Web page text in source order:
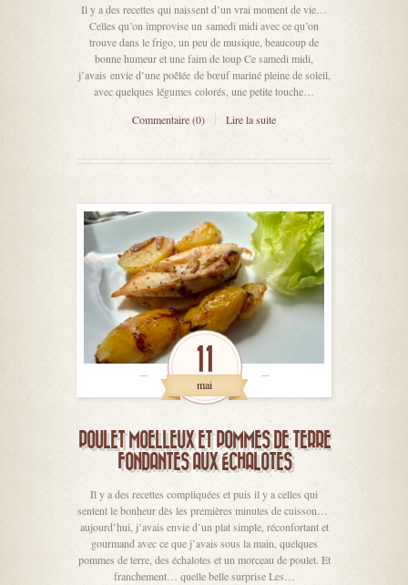
Il y a des recettes qui naissent d’un vrai moment de vie…
Celles qu’on improvise un samedi midi avec ce qu’on
trouve dans le frigo, un peu de musique, beaucoup de
bonne humeur et une faim de loup Ce samedi midi,
j’avais envie d’une poêlée de bœuf mariné pleine de soleil,
avec quelques légumes colorés, une petite touche…
Commentaire (0)
Lire la suite
11
mai
POULET MOELLEUX ET POMMES DE TERRE
FONDANTES AUX ÉCHALOTES
Il y a des recettes compliquées et puis il y a celles qui
sentent le bonheur dès les premières minutes de cuisson…
aujourd’hui, j’avais envie d’un plat simple, réconfortant et
gourmand avec ce que j’avais sous la main, quelques
pommes de terre, des échalotes et un morceau de poulet. Et
franchement… quelle belle surprise Les…